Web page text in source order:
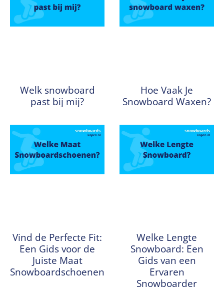
Welk snowboard
past bij mij?
Hoe Vaak Je
Snowboard Waxen?
Vind de Perfecte Fit:
Een Gids voor de
Juiste Maat
Snowboardschoenen
Welke Lengte
Snowboard: Een
Gids van een
Ervaren
Snowboarder